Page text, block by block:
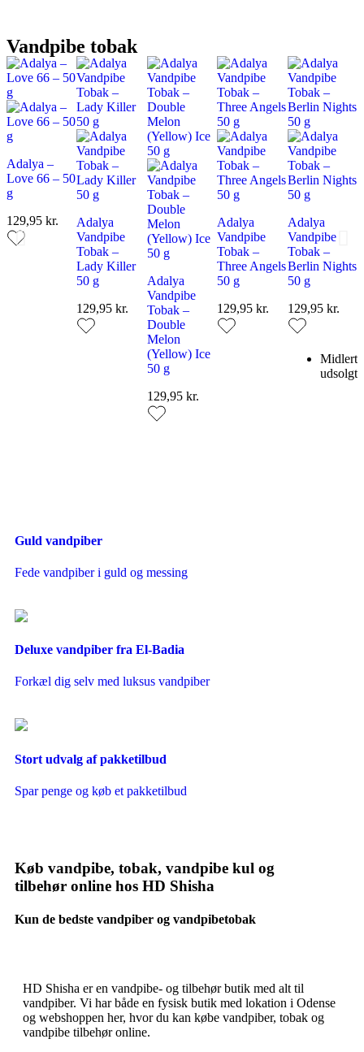
Vandpibe tobak
Adalya –
Love 66 – 50
g
129,95 kr.
Adalya
Vandpibe
Tobak –
Lady Killer
50 g
129,95 kr.
Adalya
Vandpibe
Tobak –
Double
Melon
(Yellow) Ice
50 g
129,95 kr.
Adalya
Vandpibe
Tobak –
Three Angels
50 g
129,95 kr.
Adalya
Vandpibe
Tobak –
Berlin Nights
50 g
129,95 kr.
udsolgt
Adalya
Hawaii 50 g
129,95 kr.
Lie on the
Adalya
129,95 kr.
Guld vandpiber
Fede vandpiber i guld og messing
Deluxe vandpiber fra El-Badia
Forkæl dig selv med luksus vandpiber
Stort udvalg af pakketilbud
Spar penge og køb et pakketilbud
Køb vandpibe, tobak, vandpibe kul og
tilbehør online hos HD Shisha
Kun de bedste vandpiber og vandpibetobak
HD Shisha er en vandpibe- og tilbehør butik med alt til
vandpiber. Vi har både en fysisk butik med lokation i Odense
og webshoppen her, hvor du kan købe vandpiber, tobak og
vandpibe tilbehør online.